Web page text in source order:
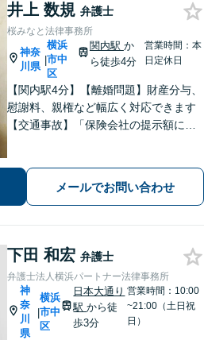
井上 数規 弁護士
桜みなと法律事務所
神奈
川県
|
横浜
市中
区
関内駅 か
ら徒歩4分
営業時間：本
日定休日
【関内駅4分】【離婚問題】財産分与、
慰謝料、親権など幅広く対応できます
【交通事故】「保険会社の提示額に納
い！【分割払いOK】【初回面談60分無
料】【休日・夜間面談可】
メールでお問い合わせ
下田 和宏 弁護士
弁護士法人横浜パートナー法律事務所
神
奈
川
県
|
横浜
市中
区
日本大通り
駅から徒
歩3分
営業時間：10:00
~21:00（土日祝
日）